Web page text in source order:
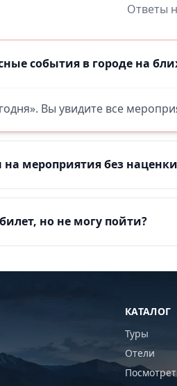
Ответы
события в городе на
Вы увидите все
мероприятия без
но не могу пойти?
КАТАЛОГ
Туры
Отели